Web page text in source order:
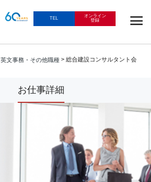
TEL
オンライン
登録
英文事務・その他職種 > 総合建設コンサルタント会
お仕事詳細